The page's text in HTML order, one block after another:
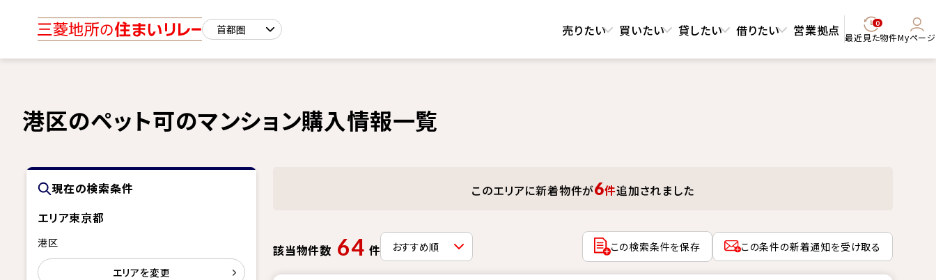
売りたい 買いたい 貸したい 借りたい 営業拠点 0
最近見た物件Myページ
港区のペット可のマンション購入情報一覧
現在の検索条件
エリア東京都
港区
エリアを変更
このエリアに新着物件が6件追加されました
該当物件数 64 件 この検索条件を保存 この条件の新着通知を受け取る